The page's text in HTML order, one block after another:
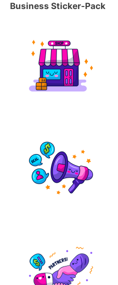
Business Sticker-Pack